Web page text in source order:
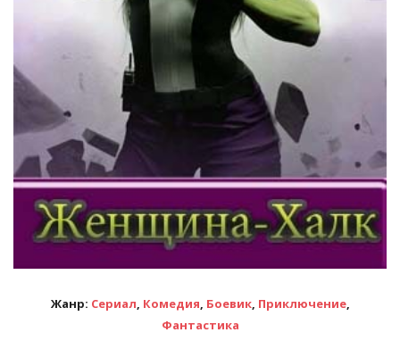
Жанр: Сериал, Комедия, Боевик, Приключение,
Фантастика